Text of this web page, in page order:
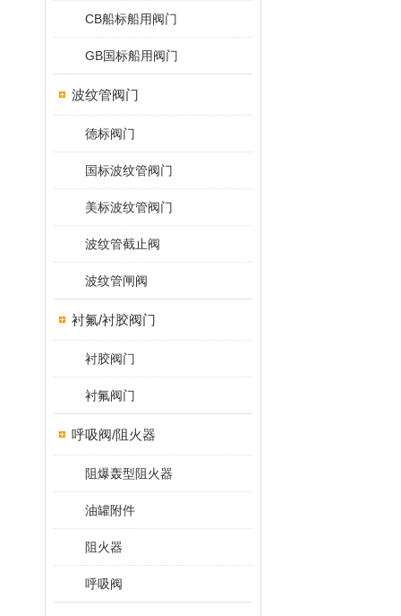
CB船标船用阀门
GB国标船用阀门
波纹管阀门
德标阀门
国标波纹管阀门
美标波纹管阀门
波纹管截止阀
波纹管闸阀
衬氟/衬胶阀门
衬胶阀门
衬氟阀门
呼吸阀/阻火器
阻爆轰型阻火器
油罐附件
阻火器
呼吸阀